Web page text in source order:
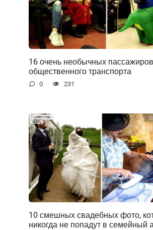
16 очень необычных пассажиров
общественного транспорта
0 231
10 смешных свадебных фото,
никогда не попадут в семейный